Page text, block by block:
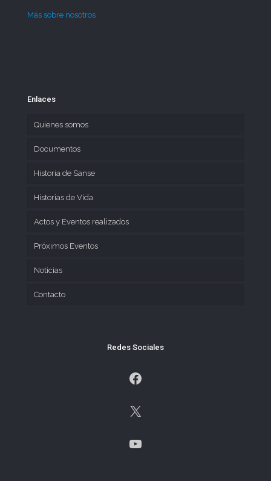
Más sobre nosotros
Enlaces
Quienes somos
Documentos
Historia de Sanse
Historias de Vida
Actos y Eventos realizados
Próximos Eventos
Noticias
Contacto
Redes Sociales
Facebook
X
YouTube